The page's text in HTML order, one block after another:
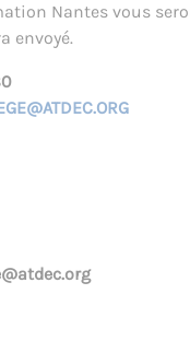
Nantes vous
envoyé.